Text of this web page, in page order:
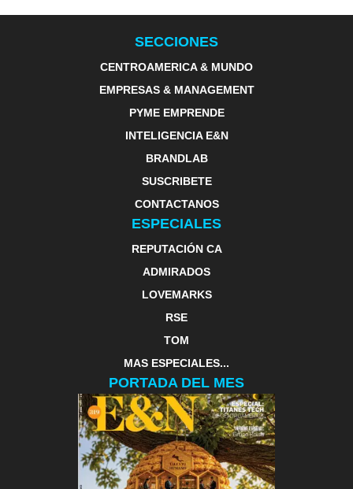
SECCIONES
CENTROAMERICA & MUNDO
EMPRESAS & MANAGEMENT
PYME EMPRENDE
INTELIGENCIA E&N
BRANDLAB
SUSCRIBETE
CONTACTANOS
ESPECIALES
REPUTACIÓN CA
ADMIRADOS
LOVEMARKS
RSE
TOM
MAS ESPECIALES...
PORTADA DEL MES